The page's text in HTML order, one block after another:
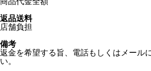
返品送料
店舗負担
備考
返金を希望する旨、電話もしくはメール
い。